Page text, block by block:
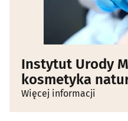
Instytut Urody
kosmetyka
Więcej informacji